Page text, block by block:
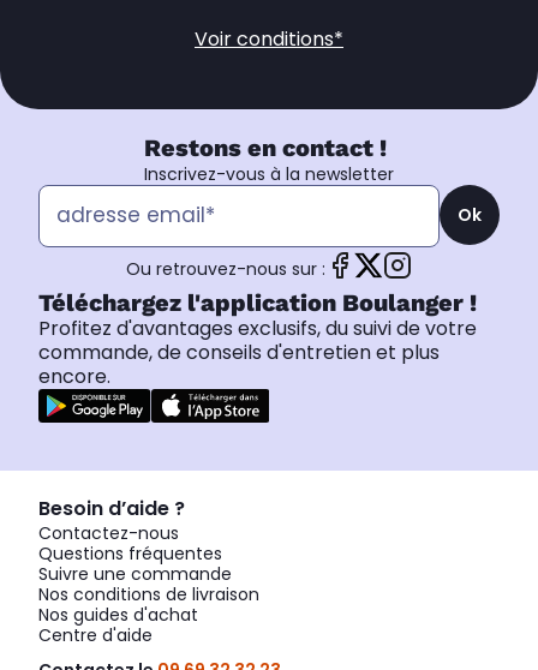
Voir conditions*
Restons en contact !
Inscrivez-vous à la newsletter
Ok
Ou retrouvez-nous sur :
Téléchargez l'application Boulanger !
Profitez d'avantages exclusifs, du suivi de votre
commande, de conseils d'entretien et plus
encore.
Besoin d’aide ?
Contactez-nous
Questions fréquentes
Suivre une commande
Nos conditions de livraison
Nos guides d'achat
Centre d'aide